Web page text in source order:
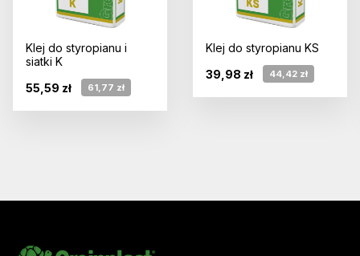
Klej do styropianu i
siatki K
55,59 zł
61,77 zł
Klej do styropianu KS
39,98 zł
44,42 zł